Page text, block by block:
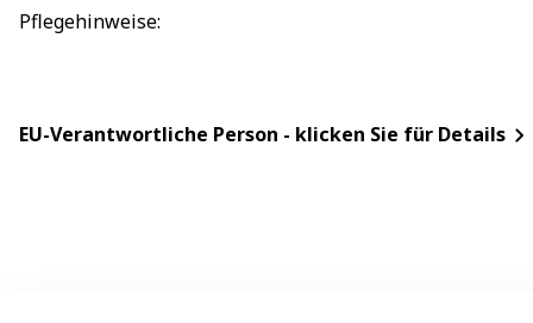
Pflegehinweise:
EU-Verantwortliche Person - klicken Sie für Details